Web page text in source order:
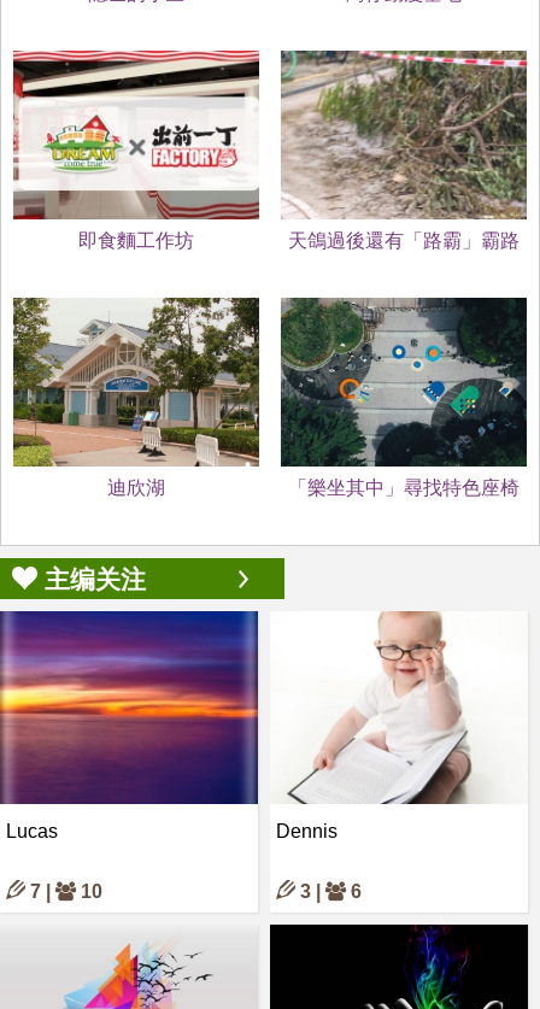
即食麵工作坊 天鴿過後還有「路霸」霸路
迪欣湖 「樂坐其中」尋找特色座椅
主编关注
Lucas
7 | 10
Dennis
3 | 6